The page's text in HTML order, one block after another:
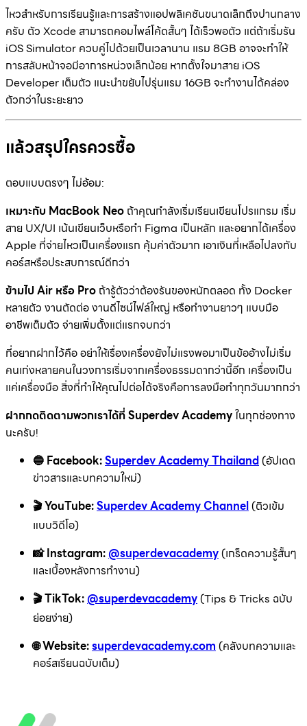
ไหวสำหรับการเรียนรู้และการสร้างแอปพลิเคชันขนาดเล็กถึงปานกลาง
ครับ ตัว Xcode สามารถคอมไพล์โค้ดสั้นๆ ได้เร็วพอตัว แต่ถ้าเริ่มรัน
iOS Simulator ควบคู่ไปด้วยเป็นเวลานาน แรม 8GB อาจจะทำให้
การสลับหน้าจอมีอาการหน่วงเล็กน้อย หากตั้งใจมาสาย iOS
Developer เต็มตัว แนะนำขยับไปรุ่นแรม 16GB จะทำงานได้คล่อง
ตัวกว่าในระยะยาว
แล้วสรุปใครควรซื้อ
ตอบแบบตรงๆ ไม่อ้อม:
เหมาะกับ MacBook Neo ถ้าคุณกำลังเริ่มเรียนเขียนโปรแกรม เริ่ม
สาย UX/UI เน้นเขียนเว็บหรือทำ Figma เป็นหลัก และอยากได้เครื่อง
Apple ที่จ่ายไหวเป็นเครื่องแรก คุ้มค่าตัวมาก เอาเงินที่เหลือไปลงกับ
คอร์สหรือประสบการณ์ดีกว่า
ข้ามไป Air หรือ Pro ถ้ารู้ตัวว่าต้องรันของหนักตลอด ทั้ง Docker
หลายตัว งานตัดต่อ งานดีไซน์ไฟล์ใหญ่ หรือทำงานยาวๆ แบบมือ
อาชีพเต็มตัว จ่ายเพิ่มตั้งแต่แรกจบกว่า
ที่อยากฝากไว้คือ อย่าให้เรื่องเครื่องยังไม่แรงพอมาเป็นข้ออ้างไม่เริ่ม
คนเก่งหลายคนในวงการเริ่มจากเครื่องธรรมดากว่านี้อีก เครื่องเป็น
แค่เครื่องมือ สิ่งที่ทำให้คุณไปต่อได้จริงคือการลงมือทำทุกวันมากกว่า
ฝากกดติดตามพวกเราได้ที่ Superdev Academyในทุกช่องทาง
นะครับ!
🔵 Facebook:Superdev Academy Thailand(อัปเดต
ข่าวสารและบทความใหม่)
🎬 YouTube:Superdev Academy Channel(ติวเข้ม
แบบวิดีโอ)
📸 Instagram: @superdevacademy(เกร็ดความรู้สั้นๆ
และเบื้องหลังการทำงาน)
🎬 TikTok: @superdevacademy(Tips & Tricks ฉบับ
ย่อยง่าย)
🌐 Website:superdevacademy.com (คลังบทความและ
คอร์สเรียนฉบับเต็ม)